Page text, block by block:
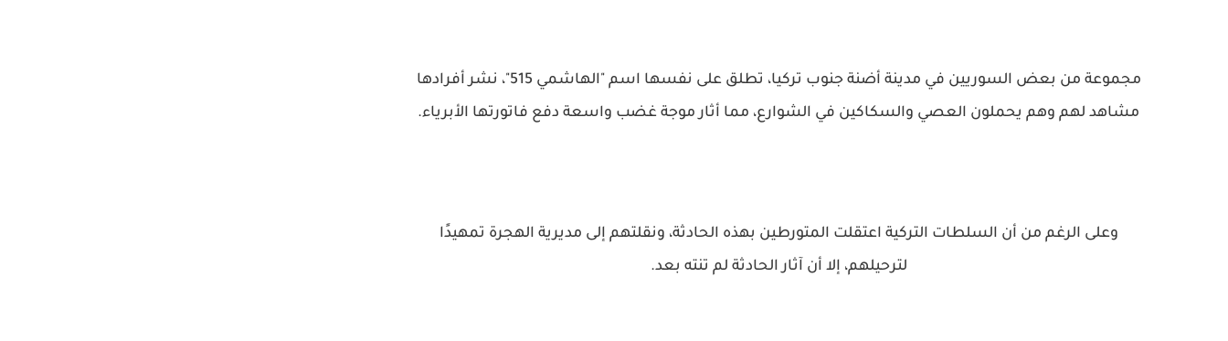
مجموعة من بعض السوريين في مدينة أضنة جنوب تركيا، تطلق على نفسها اسم "الهاشمي 515"، نشر أفرادها
مشاهد لهم وهم يحملون العصي والسكاكين في الشوارع، مما أثار موجة غضب واسعة دفع فاتورتها الأبرياء.
وعلى الرغم من أن السلطات التركية اعتقلت المتورطين بهذه الحادثة، ونقلتهم إلى مديرية الهجرة تمهيدًا
لترحيلهم، إلا أن آثار الحادثة لم تنته بعد.